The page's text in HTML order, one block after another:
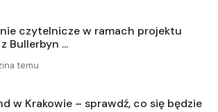
czytelnicze w ramach projektu
Bullerbyn ...
temu
w Krakowie – sprawdź, co się będzie